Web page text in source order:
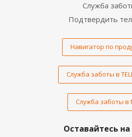
Служба
Подтвердить
Навигатор по
Служба заботы в
Служба заботы в
Оставайтесь на